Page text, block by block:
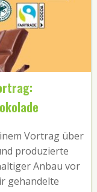
Vortrag über
produzierte
Anbau vor
gehandelte